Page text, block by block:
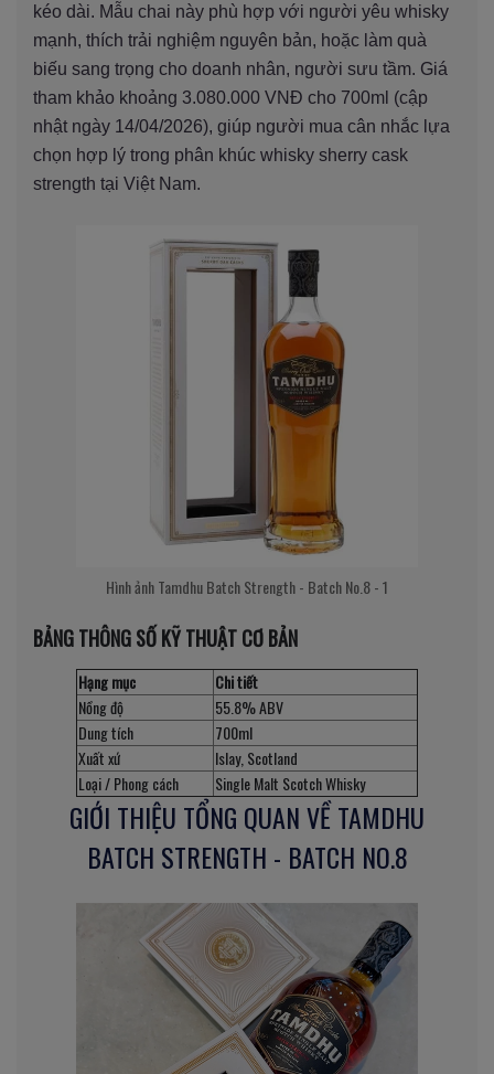
kéo dài. Mẫu chai này phù hợp với người yêu whisky
mạnh, thích trải nghiệm nguyên bản, hoặc làm quà
biếu sang trọng cho doanh nhân, người sưu tầm. Giá
tham khảo khoảng 3.080.000 VNĐ cho 700ml (cập
nhật ngày 14/04/2026), giúp người mua cân nhắc lựa
chọn hợp lý trong phân khúc whisky sherry cask
strength tại Việt Nam.
Hình ảnh Tamdhu Batch Strength - Batch No.8 - 1
BẢNG THÔNG SỐ KỸ THUẬT CƠ BẢN
Hạng mục
Chi tiết
Nồng độ
55.8% ABV
Dung tích
700ml
Xuất xứ
Islay, Scotland
Loại / Phong cách
Single Malt Scotch Whisky
GIỚI THIỆU TỔNG QUAN VỀ TAMDHU
BATCH STRENGTH - BATCH NO.8